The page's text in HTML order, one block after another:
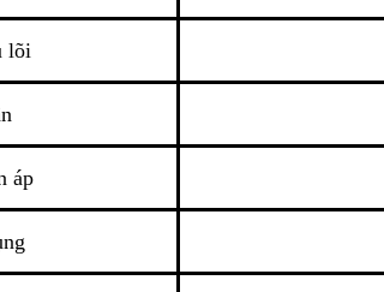
lõi
áp